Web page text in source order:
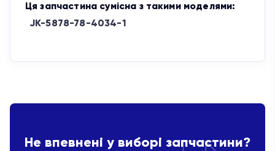
Ця запчастина сумісна з такими моделями:
JK-5878-78-4034-1
Не впевнені у виборі запчастини?